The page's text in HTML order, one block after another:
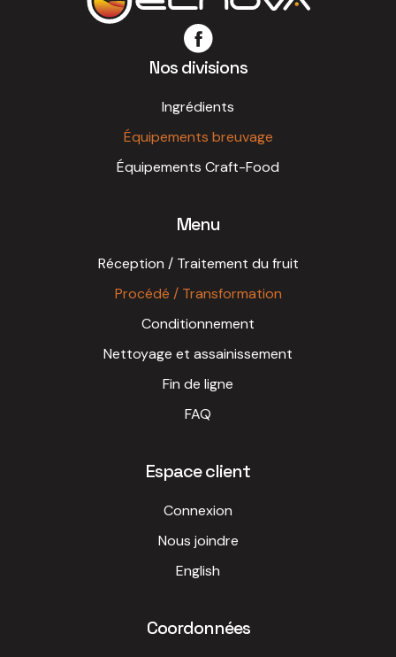
Nos divisions
Ingrédients
Équipements breuvage
Équipements Craft-Food
Menu
Réception / Traitement du fruit
Procédé / Transformation
Conditionnement
Nettoyage et assainissement
Fin de ligne
FAQ
Espace client
Connexion
Nous joindre
English
Coordonnées